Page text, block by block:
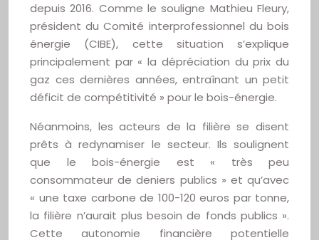
depuis 2016. Comme le souligne Mathieu Fleury,
président du Comité interprofessionnel du bois
énergie (CIBE), cette situation s’explique
principalement par « la dépréciation du prix du
gaz ces dernières années, entraînant un petit
déficit de compétitivité » pour le bois-énergie.
Néanmoins, les acteurs de la filière se disent
prêts à redynamiser le secteur. Ils soulignent
que le bois-énergie est « très peu
consommateur de deniers publics » et qu’avec
« une taxe carbone de 100-120 euros par tonne,
la filière n’aurait plus besoin de fonds publics ».
Cette autonomie financière potentielle